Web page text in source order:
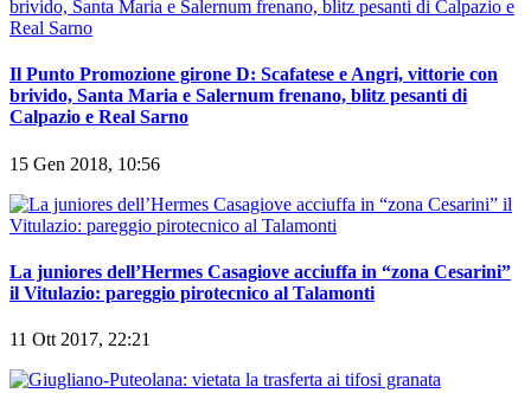
Il Punto Promozione girone D: Scafatese e Angri, vittorie con
brivido, Santa Maria e Salernum frenano, blitz pesanti di
Calpazio e Real Sarno
15 Gen 2018, 10:56
La juniores dell’Hermes Casagiove acciuffa in “zona Cesarini”
il Vitulazio: pareggio pirotecnico al Talamonti
11 Ott 2017, 22:21